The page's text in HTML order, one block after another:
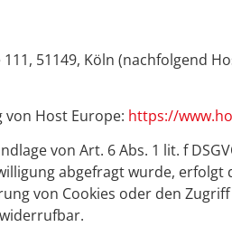
51149, Köln (nachfolgend
Host Europe: https://
von Art. 6 Abs. 1 lit. f
abgefragt wurde,
von Cookies oder den